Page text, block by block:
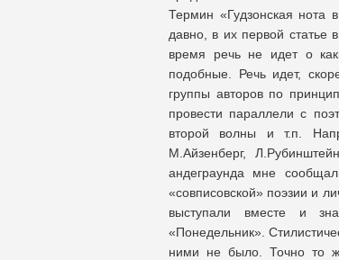
Термин «Гудзонская
давно, в их первой статье
время речь не идет о
подобные. Речь идет,
группы авторов по
провести параллели с
второй волны и т.п.
М.Айзенберг,
андеграунда мне
«совписовской» поэзии и
выступали вместе и
«Понедельник».
ними не было. Точно то